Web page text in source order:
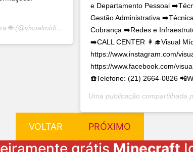
🌐(@visualmidia.engpedreira) em 28 de Out, 2020 às
e Departamento Pessoal
Gestão Administrativa
Cobrança ➡️Redes e
➡️CALL CENTER 👩‍🎓Visual
https://www.instagram.com/
https://www.facebook.com/
☎️Telefone: (21) 2664-0826
Uma publicação compartilhada
VOLTAR PRÓXIMO
grátis Minecraft